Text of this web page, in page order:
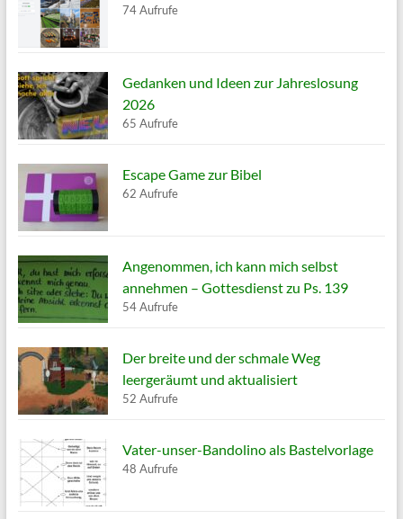
74 Aufrufe
Gedanken und Ideen zur Jahreslosung
2026
65 Aufrufe
Escape Game zur Bibel
62 Aufrufe
Angenommen, ich kann mich selbst
annehmen – Gottesdienst zu Ps. 139
54 Aufrufe
Der breite und der schmale Weg
leergeräumt und aktualisiert
52 Aufrufe
Vater-unser-Bandolino als Bastelvorlage
48 Aufrufe